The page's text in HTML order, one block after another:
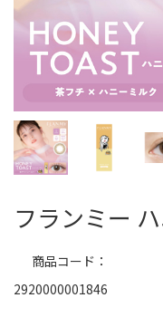
フランミー
商品コード
2920000001846